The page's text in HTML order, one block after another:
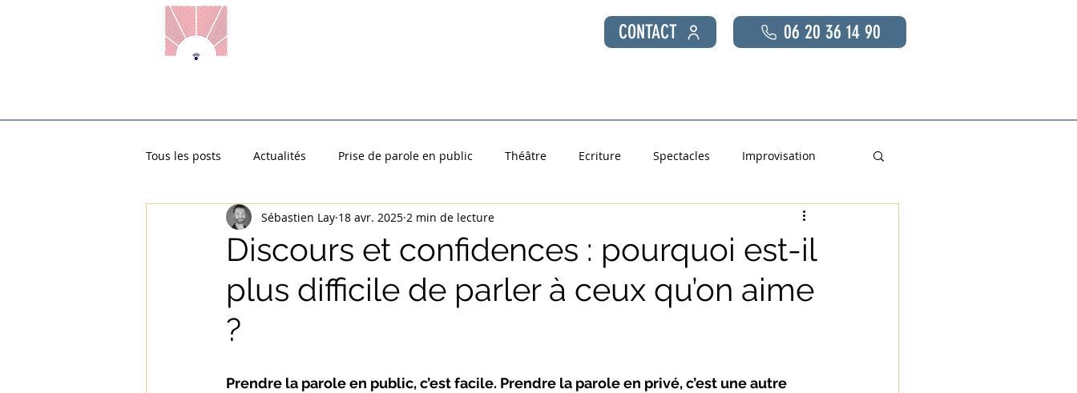
CONTACT 06 20 36 14 90
Tous les posts Actualités Prise de parole en public Théâtre Ecriture Spectacles Improvisation
Grand oral Examens Les Chroniques de Seb
Discours et confidences : pourquoi est-il
plus difficile de parler à ceux qu’on aime
?
Sébastien Lay 18 avr. 2025 2 min de lecture
Prendre la parole en public, c’est facile. Prendre la parole en privé, c’est une autre